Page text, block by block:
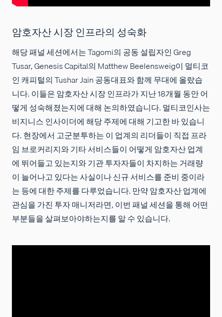
암호자산 시장 인프라의 성숙화
해당 패널 세션에서는 Tagomi의 공동 설립자인 Greg
Tusar, Genesis Capital의 Matthew Beelensweig이 멀티코
인 캐피털의 Tushar Jain 공동대표와 함께 무대에 올랐습
니다. 이들은 암호자산 시장 인프라가 지난 18개월 동안 어
떻게 성숙해졌는지에 대해 논의하였습니다. 멀티코인사는
비지니스 인사이더에 해당 주제에 대해 기고한 바 있습니
다. 현장에서 고군분투하는 이 업계의 리더들이 직접 프라
임 브로커리지와 기타 서비스들이 어떻게 암호자산 업계
에 뛰어들고 있는지와 기관 투자자들이 차지하는 거래량
이 늘어나고 있다는 사실이나 신규 서비스를 준비 중이라
는 등에 대한 주제를 다루었습니다. 만약 암호자산 업계에
관심을 가진 투자 매니저라면, 이번 패널 세션을 통해 어떤
부분들을 살펴보아야하는지를 알 수 있습니다.